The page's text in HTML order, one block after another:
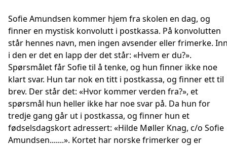
Sofie Amundsen kommer hjem fra skolen en dag, og
finner en mystisk konvolutt i postkassa. På konvolutten
står hennes navn, men ingen avsender eller frimerke.
i den er det en lapp der det står: «Hvem er du?».
Spørsmålet får Sofie til å tenke, og hun finner ikke noe
klart svar. Hun tar nok en titt i postkassa, og finner ett til
brev. Der står det: «Hvor kommer verden fra?», et
spørsmål hun heller ikke har noe svar på. Da hun for
tredje gang går ut i postkassa, og finner hun et
fødselsdagskort adressert: «Hilde Møller Knag, c/o Sofie
Amundsen.......». Kortet har norske frimerker og er